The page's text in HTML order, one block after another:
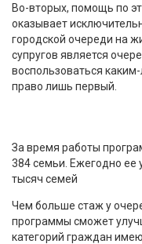
Во-вторых, помощь по
оказывает
городской очереди на
супругов является
воспользоваться
право лишь первый.
За время работы
384 семьи. Ежегодно ее
тысяч семей
Чем больше стаж у
программы сможет
категорий граждан